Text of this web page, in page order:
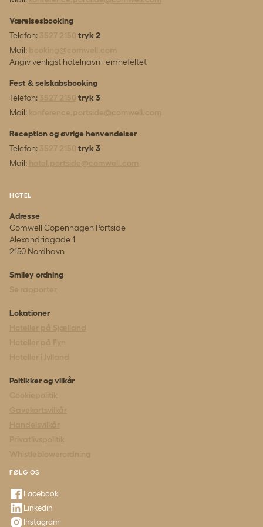
Værelsesbooking
Telefon:
tryk 2
Mail:
Angiv venligst hotelnavn i emnefeltet
Fest & selskabsbooking
Telefon:
tryk 3
Mail:
Reception og øvrige henvendelser
Telefon:
tryk 3
Mail:
HOTEL
Adresse
Comwell Copenhagen Portside
Alexandriagade 1
2150 Nordhavn
Smiley ordning
Lokationer
Poltikker og vilkår
FØLG OS
Facebook
Linkedin
Instagram